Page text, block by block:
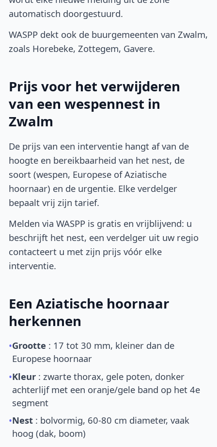
automatisch doorgestuurd.
WASPP dekt ook de buurgemeenten van Zwalm,
zoals Horebeke, Zottegem, Gavere.
Prijs voor het verwijderen
van een wespennest in
Zwalm
De prijs van een interventie hangt af van de
hoogte en bereikbaarheid van het nest, de
soort (wespen, Europese of Aziatische
hoornaar) en de urgentie. Elke verdelger
bepaalt vrij zijn tarief.
Melden via WASPP is gratis en vrijblijvend: u
beschrijft het nest, een verdelger uit uw regio
contacteert u met zijn prijs vóór elke
interventie.
Een Aziatische hoornaar
herkennen
•Grootte : 17 tot 30 mm, kleiner dan de
Europese hoornaar
•Kleur : zwarte thorax, gele poten, donker
achterlijf met een oranje/gele band op het 4e
segment
•Nest : bolvormig, 60-80 cm diameter, vaak
hoog (dak, boom)